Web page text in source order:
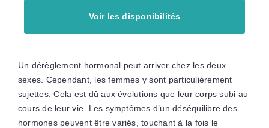
Voir les disponibilités
Un dérèglement hormonal peut arriver chez les deux
sexes. Cependant, les femmes y sont particulièrement
sujettes. Cela est dû aux évolutions que leur corps subi au
cours de leur vie. Les symptômes d’un déséquilibre des
hormones peuvent être variés, touchant à la fois le